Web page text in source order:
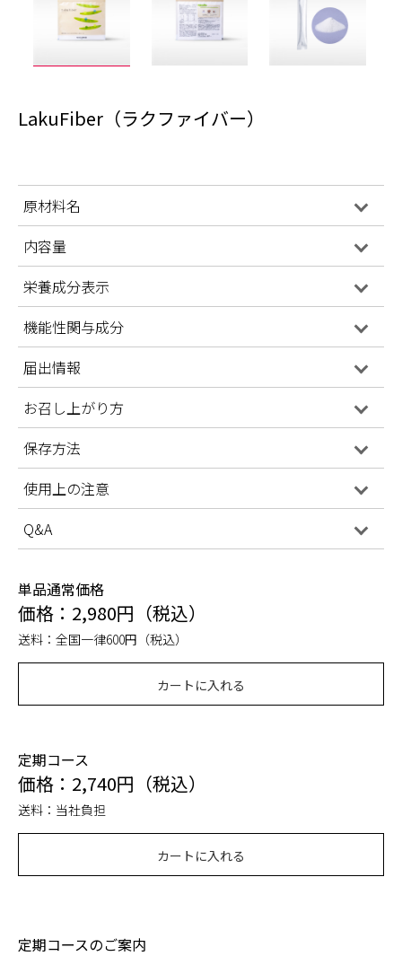
LakuFiber（ラクファイバー）
原材料名
内容量
栄養成分表示
機能性関与成分
届出情報
お召し上がり方
保存方法
使用上の注意
Q&A
単品通常価格
価格：2,980円（税込）
送料：全国一律600円（税込）
カートに入れる
定期コース
価格：2,740円（税込）
送料：当社負担
カートに入れる
定期コースのご案内